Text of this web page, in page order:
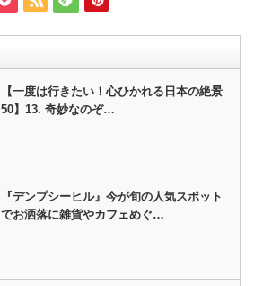
【一度は行きたい！心ひかれる日本の絶景
50】13. 奇妙なのぞ…
『デンプシーヒル』今が旬の人気スポット
でお洒落に雑貨やカフェめぐ…